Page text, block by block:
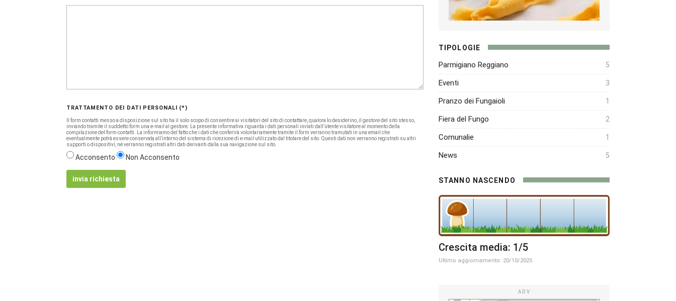
TRATTAMENTO DEI DATI PERSONALI (*)
Il form contatti messo a disposizione sul sito ha il solo scopo di consentire ai visitatori del sito di contattare, qualora lo desiderino, il gestore del sito stesso,
inviando tramite il suddetto form una e-mail al gestore. La presente informativa riguarda i dati personali inviati dall’utente visitatore al momento della
compilazione del form contatti. La informiamo del fatto che i dati che conferirà volontariamente tramite il form verranno tramutati in una email che
eventualmente potrà essere conservata all’interno del sistema di ricezione di e-mail utilizzato dal titolare del sito. Questi dati non verranno registrati su altri
supporti o dispositivi, né verranno registrati altri dati derivanti dalla sua navigazione sul sito.
Acconsento Non Acconsento
invia richiesta
TIPOLOGIE
Parmigiano Reggiano 5
Eventi 3
Pranzo dei Fungaioli 1
Fiera del Fungo 2
Comunalie 1
News 5
STANNO NASCENDO
Crescita media: 1/5
Ultimo aggiornamento: 20/10/2025
ADV